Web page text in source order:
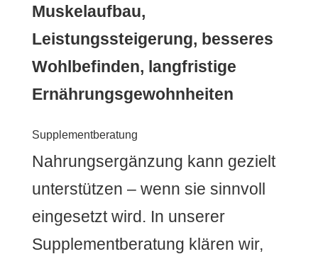
Muskelaufbau,
Leistungssteigerung, besseres
Wohlbefinden, langfristige
Ernährungsgewohnheiten
Supplementberatung
Nahrungsergänzung kann gezielt
unterstützen – wenn sie sinnvoll
eingesetzt wird. In unserer
Supplementberatung klären wir,